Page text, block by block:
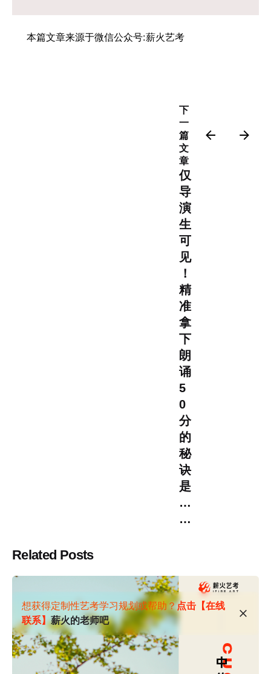
本篇文章来源于微信公众号:薪火艺考
下
一
篇
文
章
仅
导
演
生
可
见
！
精
准
拿
下
朗
诵
5
0
分
的
秘
诀
是
…
…
Related Posts
想获得定制性艺考学习规划或帮助？点击【在线
联系】薪火的老师吧